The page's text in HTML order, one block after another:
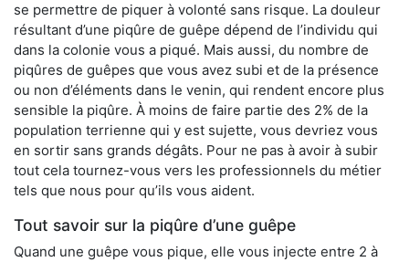
se permettre de piquer à volonté sans risque. La douleur
résultant d’une piqûre de guêpe dépend de l’individu qui
dans la colonie vous a piqué. Mais aussi, du nombre de
piqûres de guêpes que vous avez subi et de la présence
ou non d’éléments dans le venin, qui rendent encore plus
sensible la piqûre. À moins de faire partie des 2% de la
population terrienne qui y est sujette, vous devriez vous
en sortir sans grands dégâts. Pour ne pas à avoir à subir
tout cela tournez-vous vers les professionnels du métier
tels que nous pour qu’ils vous aident.
Tout savoir sur la piqûre d’une guêpe
Quand une guêpe vous pique, elle vous injecte entre 2 à